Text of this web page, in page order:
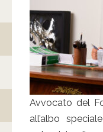
Avvocato del
all’albo